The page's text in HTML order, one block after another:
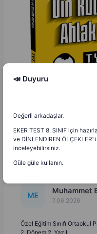
ME Muhammet
7.06.2026
Özel Eğitim Sınıfı Ortaokul
2. Dönem 2. Yazılı
📣 Duyuru
Değerli arkadaşlar.
EKER TEST 8. SINIF için
ve DİNLENDİREN ÖLÇEKLER"i
inceleyebilirsiniz.
Güle güle kullanın.